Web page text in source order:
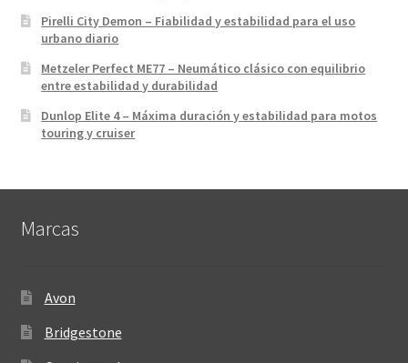
Pirelli City Demon – Fiabilidad y estabilidad para el uso
urbano diario
Metzeler Perfect ME77 – Neumático clásico con equilibrio
entre estabilidad y durabilidad
Dunlop Elite 4 – Máxima duración y estabilidad para motos
touring y cruiser
Marcas
Avon
Bridgestone